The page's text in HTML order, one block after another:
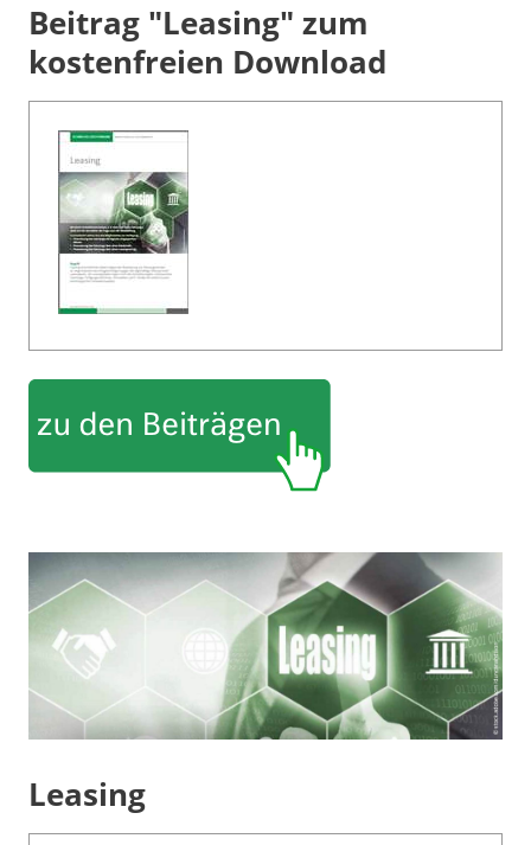
Beitrag "Leasing" zum
kostenfreien Download
Leasing